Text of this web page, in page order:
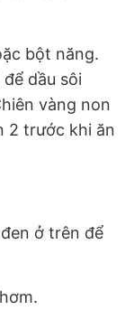
bột năng.
dầu sôi
vàng non
2 trước khi ăn
ở trên để